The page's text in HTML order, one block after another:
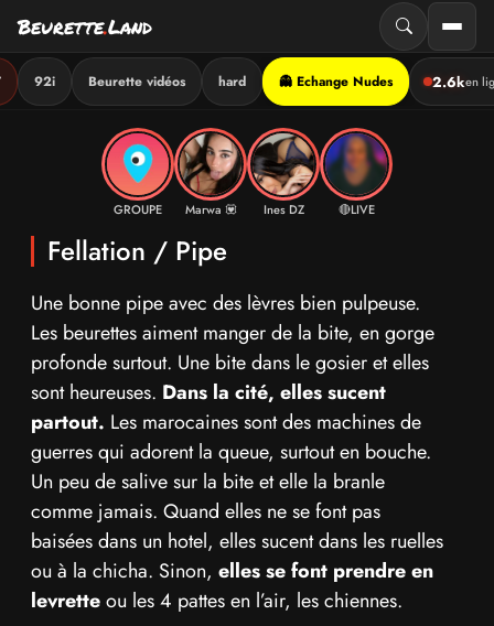
Beurette.Land
92i Beurette vidéos hard 👻 Echange Nudes 2.6ken
GROUPE Marwa 💟 Ines DZ 🔴LIVE
Fellation / Pipe
Une bonne pipe avec des lèvres bien pulpeuse.
Les beurettes aiment manger de la bite, en gorge
profonde surtout. Une bite dans le gosier et elles
sont heureuses. Dans la cité, elles sucent
partout. Les marocaines sont des machines de
guerres qui adorent la queue, surtout en bouche.
Un peu de salive sur la bite et elle la branle
comme jamais. Quand elles ne se font pas
baisées dans un hotel, elles sucent dans les ruelles
ou à la chicha. Sinon, elles se font prendre en
levretteou les 4 pattes en l’air, les chiennes.